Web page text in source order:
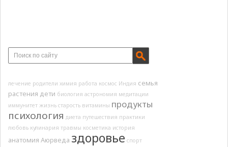
лечение родители химия работа космос Индия семья
растения дети биология астрономия медитации
иммунитет жизнь старость витамины продукты
психология диета путешествия практики
любовь кулинария травмы косметика история
анатомия Аюрведа здоровье спорт